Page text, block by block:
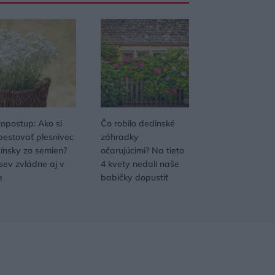
Ako si
plesnivec
zo semien?
zvládne aj v
Čo robilo dedinské
záhradky
očarujúcimi? Na tieto
4 kvety nedali naše
babičky dopustiť